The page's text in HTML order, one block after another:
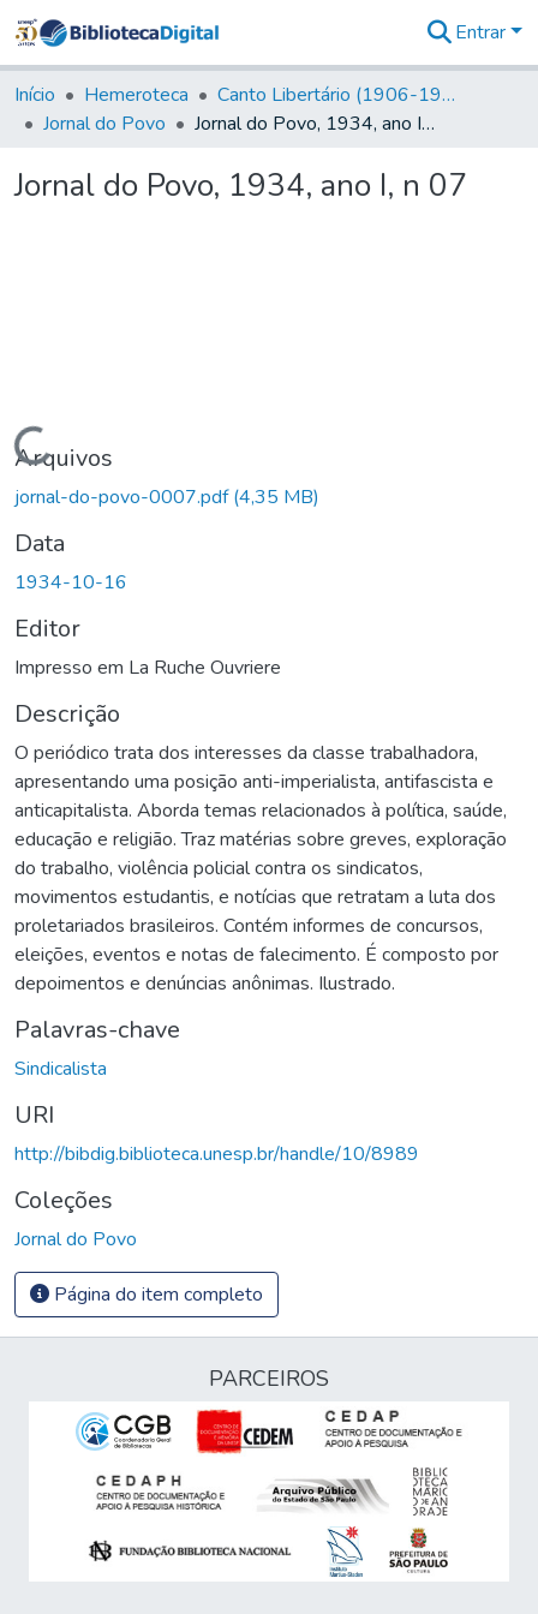
&
Coleções
Tudo na
Digital
Entrar
Início Hemeroteca
Canto Libertário (1906-1995)
Jornal do Povo
Jornal do Povo, 1934, ano I, n 07
Jornal do Povo, 1934, ano I, n 07
Carregando...
Arquivos
jornal-do-povo-0007.pdf(4,35 MB)
Data
1934-10-16
Editor
Impresso em La Ruche Ouvriere
Descrição
O periódico trata dos interesses da classe trabalhadora,
apresentando uma posição anti-imperialista, antifascista e
anticapitalista. Aborda temas relacionados à política, saúde,
educação e religião. Traz matérias sobre greves, exploração
do trabalho, violência policial contra os sindicatos,
movimentos estudantis, e notícias que retratam a luta dos
proletariados brasileiros. Contém informes de concursos,
eleições, eventos e notas de falecimento. É composto por
depoimentos e denúncias anônimas. Ilustrado.
Palavras-chave
Sindicalista
URI
http://bibdig.biblioteca.unesp.br/handle/10/8989
Coleções
Jornal do Povo
Página do item completo
PARCEIROS